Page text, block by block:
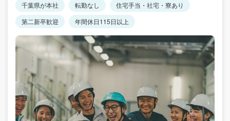
千葉県が本社
転勤なし
住宅手当・社宅・寮あり
第二新卒歓迎
年間休日115日以上